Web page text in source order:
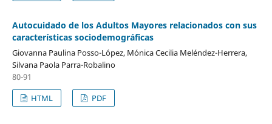
Autocuidado de los Adultos Mayores relacionados con sus
características sociodemográficas
Giovanna Paulina Posso-López, Mónica Cecilia Meléndez-Herrera,
Silvana Paola Parra-Robalino
80-91
HTML
PDF